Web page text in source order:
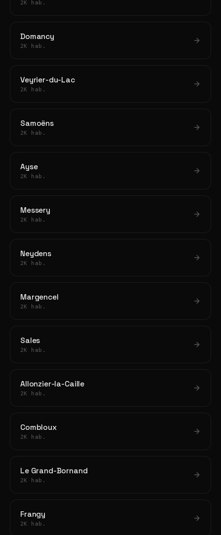
2K hab.
Domancy
2K hab.
Veyrier-du-Lac
2K hab.
Samoëns
2K hab.
Ayse
2K hab.
Messery
2K hab.
Neydens
2K hab.
Margencel
2K hab.
Sales
2K hab.
Allonzier-la-Caille
2K hab.
Combloux
2K hab.
Le Grand-Bornand
2K hab.
Frangy
2K hab.